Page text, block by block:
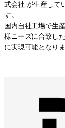
式会社 が生産して
す。
国内自社工場で生
様ニーズに合致し
に実現可能となりま